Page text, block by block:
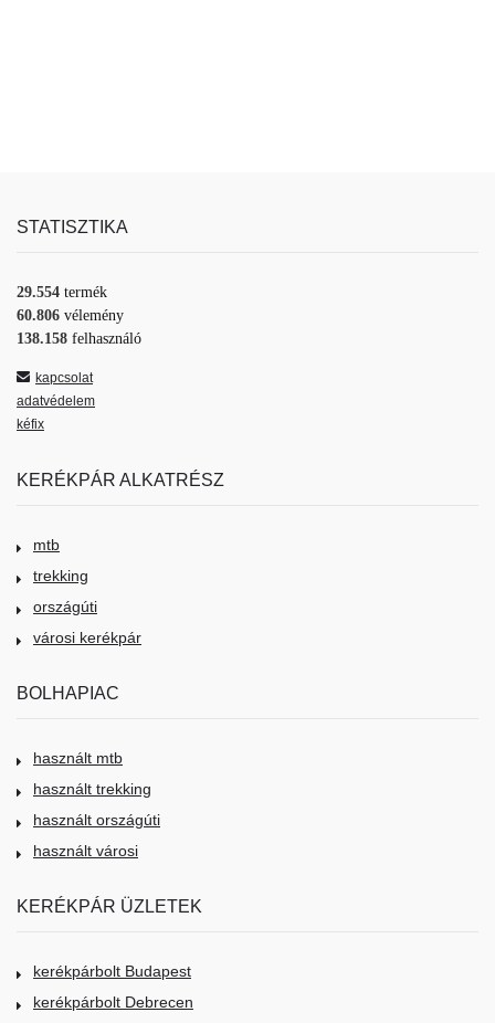
STATISZTIKA
29.554 termék
60.806 vélemény
138.158 felhasználó
kapcsolat
adatvédelem
kéfix
KERÉKPÁR ALKATRÉSZ
mtb
trekking
országúti
városi kerékpár
BOLHAPIAC
használt mtb
használt trekking
használt országúti
használt városi
KERÉKPÁR ÜZLETEK
kerékpárbolt Budapest
kerékpárbolt Debrecen